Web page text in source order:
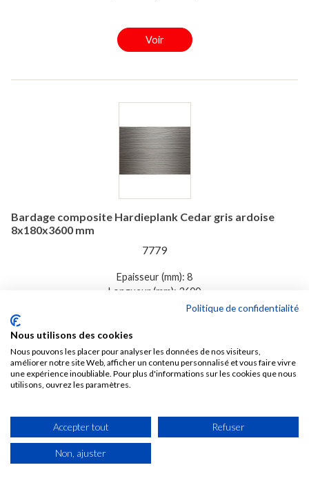
Voir
Bardage composite Hardieplank Cedar gris ardoise
8x180x3600 mm
7779
Epaisseur (mm): 8
Longueur (mm): 3600
Largeur (mm): 180

42,83 € TTC /M2
Soit 27,75 € TTC La pièce de 0,648 M2
Voir
Politique de confidentialité
Nous utilisons des cookies
Nous pouvons les placer pour analyser les données de nos visiteurs,
améliorer notre site Web, afficher un contenu personnalisé et vous faire vivre
une expérience inoubliable. Pour plus d'informations sur les cookies que nous
utilisons, ouvrez les paramètres.
Accepter tout Refuser
Non, ajuster